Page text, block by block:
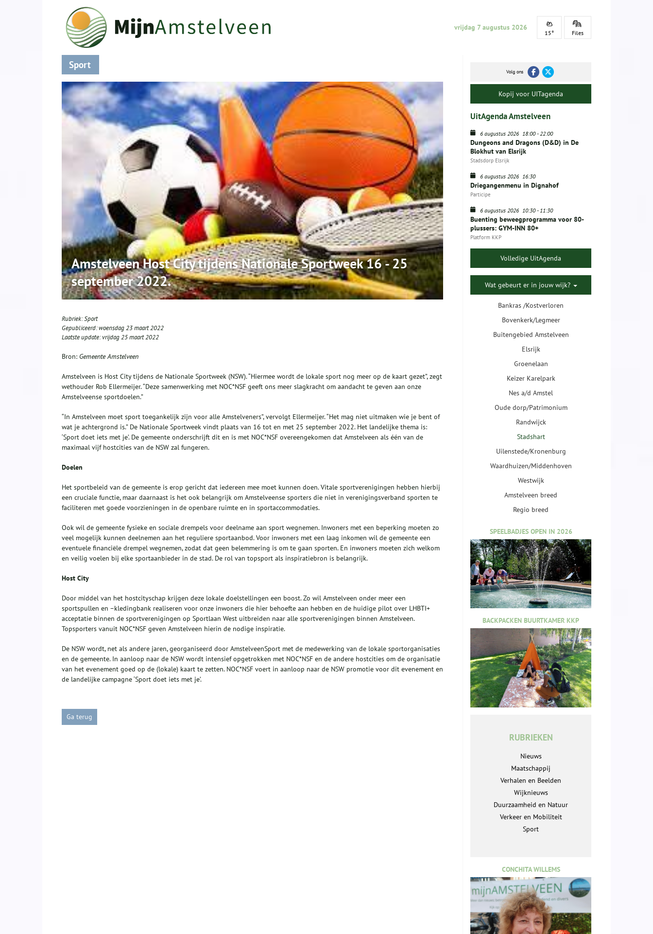
vrijdag 7 augustus 2026
15° Files
Sport
Amstelveen Host City tijdens Nationale Sportweek 16 - 25
september 2022.
Rubriek:Sport
Gepubliceerd:woensdag 23 maart 2022
Laatste update:vrijdag 25 maart 2022
Bron: Gemeente Amstelveen
Amstelveen is Host City tijdens de Nationale Sportweek (NSW). “Hiermee wordt de lokale sport nog meer op de kaart gezet”, zegt
wethouder Rob Ellermeijer. “Deze samenwerking met NOC*NSF geeft ons meer slagkracht om aandacht te geven aan onze
Amstelveense sportdoelen.”
“In Amstelveen moet sport toegankelijk zijn voor alle Amstelveners”, vervolgt Ellermeijer. “Het mag niet uitmaken wie je bent of
wat je achtergrond is.” De Nationale Sportweek vindt plaats van 16 tot en met 25 september 2022. Het landelijke thema is:
‘Sport doet iets met je’. De gemeente onderschrijft dit en is met NOC*NSF overeengekomen dat Amstelveen als één van de
maximaal vijf hostcities van de NSW zal fungeren.
Doelen
Het sportbeleid van de gemeente is erop gericht dat iedereen mee moet kunnen doen. Vitale sportverenigingen hebben hierbij
een cruciale functie, maar daarnaast is het ook belangrijk om Amstelveense sporters die niet in verenigingsverband sporten te
faciliteren met goede voorzieningen in de openbare ruimte en in sportaccommodaties.
Ook wil de gemeente fysieke en sociale drempels voor deelname aan sport wegnemen. Inwoners met een beperking moeten zo
veel mogelijk kunnen deelnemen aan het reguliere sportaanbod. Voor inwoners met een laag inkomen wil de gemeente een
eventuele financiële drempel wegnemen, zodat dat geen belemmering is om te gaan sporten. En inwoners moeten zich welkom
en veilig voelen bij elke sportaanbieder in de stad. De rol van topsport als inspiratiebron is belangrijk.
Host City
Door middel van het hostcityschap krijgen deze lokale doelstellingen een boost. Zo wil Amstelveen onder meer een
sportspullen en –kledingbank realiseren voor onze inwoners die hier behoefte aan hebben en de huidige pilot over LHBTI+
acceptatie binnen de sportverenigingen op Sportlaan West uitbreiden naar alle sportverenigingen binnen Amstelveen.
Topsporters vanuit NOC*NSF geven Amstelveen hierin de nodige inspiratie.
De NSW wordt, net als andere jaren, georganiseerd door AmstelveenSport met de medewerking van de lokale sportorganisaties
en de gemeente. In aanloop naar de NSW wordt intensief opgetrokken met NOC*NSF en de andere hostcities om de organisatie
van het evenement goed op de (lokale) kaart te zetten. NOC*NSF voert in aanloop naar de NSW promotie voor dit evenement en
de landelijke campagne ‘Sport doet iets met je’.
Ga terug
Volg ons
Kopij voor UITagenda
UitAgenda Amstelveen
6 augustus 2026 18:00-22:00
Dungeons and Dragons (D&D) in De
Blokhut van Elsrijk
Stadsdorp Elsrijk
6 augustus 2026 16:30
Driegangenmenu in Dignahof
Participe
6 augustus 2026 10:30-11:30
Buenting beweegprogramma voor 80-
plussers: GYM-INN 80+
Platform KKP
Volledige UitAgenda
Wat gebeurt er in jouw wijk?
Bankras /Kostverloren
Bovenkerk/Legmeer
Buitengebied Amstelveen
Elsrijk
Groenelaan
Keizer Karelpark
Nes a/d Amstel
Oude dorp/Patrimonium
Randwijck
Stadshart
Uilenstede/Kronenburg
Waardhuizen/Middenhoven
Westwijk
Amstelveen breed
Regio breed
SPEELBADJES OPEN IN 2026
BACKPACKEN BUURTKAMER KKP
RUBRIEKEN
Nieuws
Maatschappij
Verhalen en Beelden
Wijknieuws
Duurzaamheid en Natuur
Verkeer en Mobiliteit
Sport
CONCHITA WILLEMS